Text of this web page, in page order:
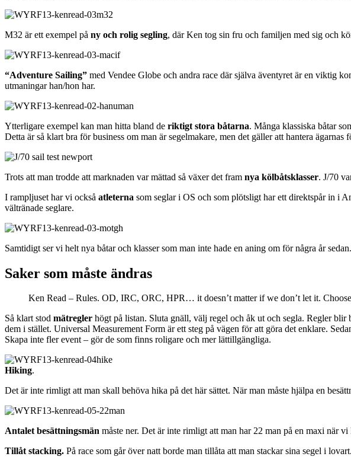
M32 är ett exempel på ny och rolig segling, där Ken tog sin fru och familjen med sig och
“Adventure Sailing” med Vendee Globe och andra race där själva äventyret är en viktig
utmaningar han/hon har.
Ytterligare exempel kan man hitta bland de riktigt stora båtarna. Många klassiska båtar
Detta är så klart bra för business om man är segelmakare, men det gäller att hantera
Trots att man trodde att marknaden var mättad så växer det fram nya kölbåtsklasser. J/70
I rampljuset har vi också atleterna som seglar i OS och som plötsligt har ett direktspår in i
vältränade seglare.
Samtidigt ser vi helt nya båtar och klasser som man inte hade en aning om för några år
Saker som måste ändras
Ken Read – Rules. OD, IRC, ORC, HPR… it doesn’t matter if we don’t let it.
Så klart stod mätregler högt på listan. Sluta gnäll, välj regel och åk ut och segla. Regler blir
dem i stället. Universal Measurement Form är ett steg på vägen för att göra det enklare.
Skapa inte fler event – gör de som finns roligare och mer lättillgängliga.
Hiking.
Det är inte rimligt att man skall behöva hika på det här sättet. När man måste hjälpa en
Antalet besättningsmän måste ner. Det är inte rimligt att man har 22 man på en maxi när
Tillåt stacking. På race som går över natt borde man tillåta att man stackar sina segel i